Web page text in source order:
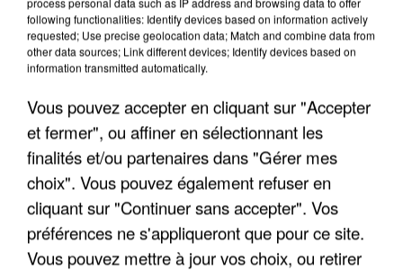
APRÈS TOUTES CES CANICULES, LES REFUGES
DE FAUNE SAUVAGE SONT...
following functionalities: Identify devices based on information actively
requested; Use precise geolocation data; Match and combine data from
other data sources; Link different devices; Identify devices based on
information transmitted automatically.
Vous pouvez accepter en cliquant sur "Accepter
et fermer", ou affiner en sélectionnant les
finalités et/ou partenaires dans "Gérer mes
choix". Vous pouvez également refuser en
cliquant sur "Continuer sans accepter". Vos
préférences ne s'appliqueront que pour ce site.
Vous pouvez mettre à jour vos choix, ou retirer